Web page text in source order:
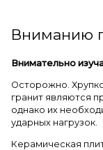
Вниманию
Внимательно
Осторожно.
гранит являются
однако их
ударных нагрузок.
Керамическая